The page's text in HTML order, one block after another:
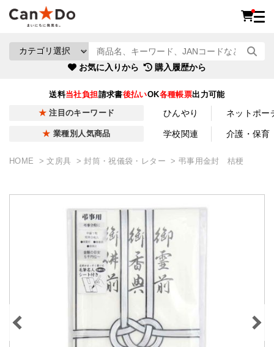
お気に入りから 購入履歴から
送料当社負担請求書後払いOK各種帳票出力可能
注目のキーワード ひんやり ネットポー
業種別人気商品 学校関連 介護・保育
HOME 文房具 封筒・祝儀袋・レター 弔事用金封 桔梗